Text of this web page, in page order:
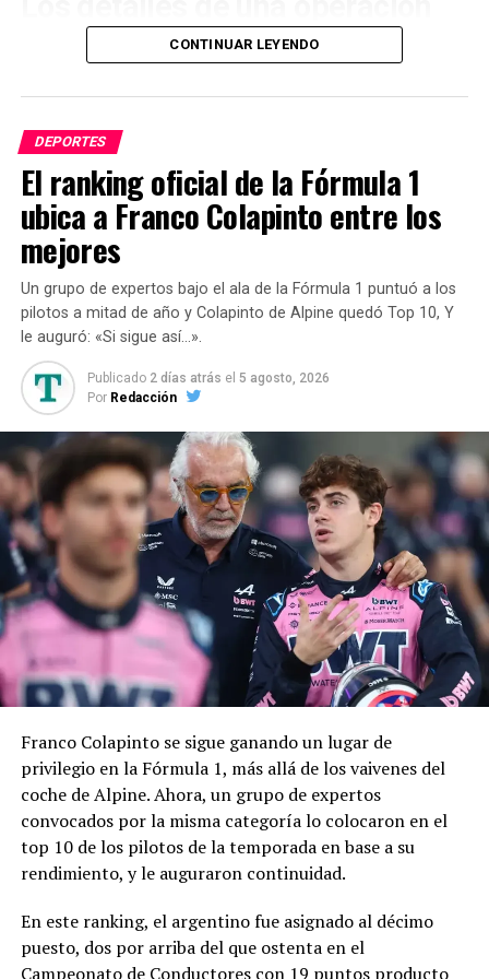
récord
La llegada del mediocampista ofensivo marcará un antes
con el jugador de 25 años ya está completamente
acordado y se prolongará por los próximos tres años y
medio.
En la operación más grande de la historia del fútbol
argentino, el club de Núñez pagará 20 millones de euros
por el 100% de la ficha del atacante. Además, habrá una
cláusula de recompra para el Colchonero fijada en 40
meses.
Ante la inmediatez del cierre de la operación, Almada
hasta podría ser incluido provisoriamente como uno de
los cinco cambios en la lista de buena fe de laCopa
Sudamericana, de cara a los trascendentales octavos de
final frente a Independiente Santa Fe.
La pulseada ganada y un plantel
repleto de mundialistas
En la previa al inicio del reciente Mundial, River ya había
establecido los primeros contactos con el entorno de
Almada. La postura del jugador había sido clara: recién
cuando cerrara su participación con la Selección
Argentina iba a tomar una decisión definitiva. Si bien su
intención original era permanecer en Europa, y aunque
apareció el Flamengo brasileño para pelear mano a
mano por su pase, fue el Millonario el que ganó la
compulsa y está a punto de cerrar el refuerzo más
resonante de los últimos tiempos.
A falta de detalles para que el traspaso se oficialice,
CONTINUAR LEYENDO
DEPORTES
El ranking oficial de la Fórmula 1
ubica a Franco Colapinto entre los
mejores
Un grupo de expertos bajo el ala de la Fórmula 1 puntuó a los
pilotos a mitad de año y Colapinto de Alpine quedó Top 10, Y
le auguró: «Si sigue así…».
Publicado 2 días atrás el 5 agosto, 2026
Por Redacción
Franco Colapinto se sigue ganando un lugar de
privilegio en la Fórmula 1, más allá de los vaivenes del
coche de Alpine. Ahora, un grupo de expertos
convocados por la misma categoría lo colocaron en el
top 10 de los pilotos de la temporada en base a su
rendimiento, y le auguraron continuidad.
En este ranking, el argentino fue asignado al décimo
puesto, dos por arriba del que ostenta en el
Campeonato de Conductores con 19 puntos producto